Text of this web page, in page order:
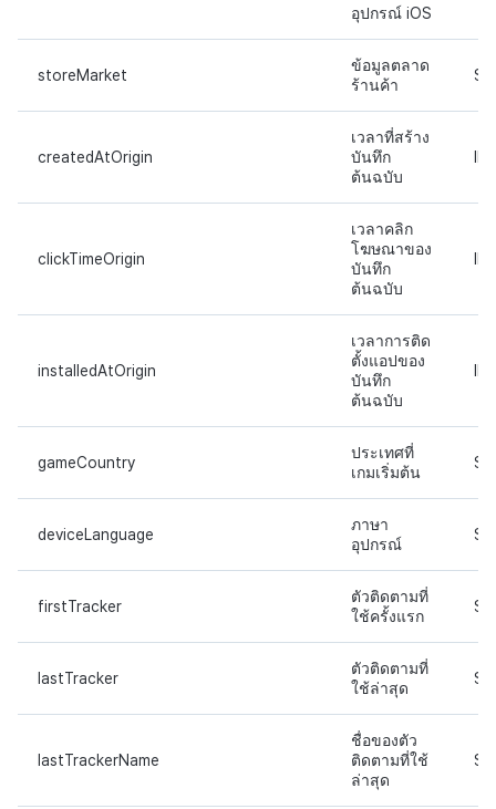
อุปกรณ์ iOS
storeMarket
ข้อมูลตลาด
ร้านค้า
createdAtOrigin
เวลาที่สร้าง
บันทึก
ต้นฉบับ
clickTimeOrigin
เวลาคลิก
โฆษณาของ
บันทึก
ต้นฉบับ
installedAtOrigin
เวลาการติด
ตั้งแอปของ
บันทึก
ต้นฉบับ
gameCountry
ประเทศที่
เกมเริ่มต้น
deviceLanguage
ภาษา
อุปกรณ์
firstTracker
ตัวติดตามที่
ใช้ครั้งแรก
lastTracker
ตัวติดตามที่
ใช้ล่าสุด
lastTrackerName
ชื่อของตัว
ติดตามที่ใช้
ล่าสุด